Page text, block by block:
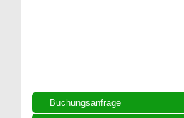
Buchungsanfrage